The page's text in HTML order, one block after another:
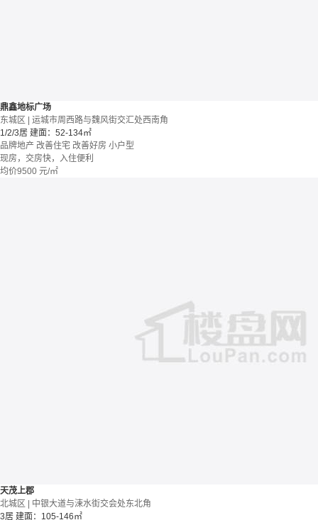
鼎鑫地标广场
东城区 | 运城市周西路与魏风街交汇处西南角
1/2/3居 建面：52-134㎡
品牌地产 改善住宅 改善好房 小户型
现房，交房快，入住便利
均价9500 元/㎡
天茂上郡
北城区 | 中银大道与涑水街交会处东北角
3居 建面：105-146㎡